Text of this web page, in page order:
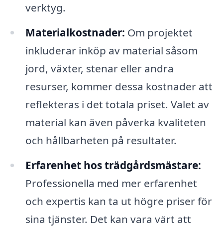
verktyg.
Materialkostnader: Om projektet
inkluderar inköp av material såsom
jord, växter, stenar eller andra
resurser, kommer dessa kostnader att
reflekteras i det totala priset. Valet av
material kan även påverka kvaliteten
och hållbarheten på resultater.
Erfarenhet hos trädgårdsmästare:
Professionella med mer erfarenhet
och expertis kan ta ut högre priser för
sina tjänster. Det kan vara värt att